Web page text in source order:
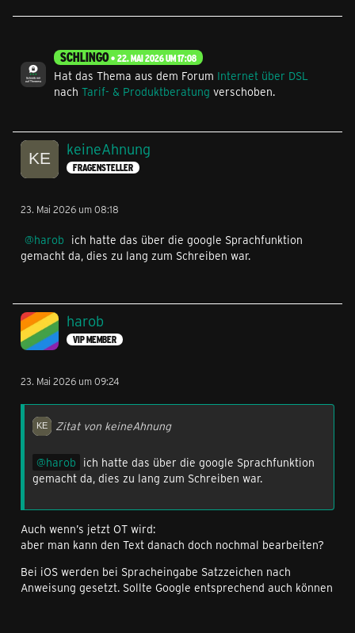
SCHLINGO 22. MAI 2026 UM 17:08
Hat das Thema aus dem Forum Internet über DSL
nach Tarif- & Produktberatung verschoben.
keineAhnung
FRAGENSTELLER
23. Mai 2026 um 08:18
harob ich hatte das über die google Sprachfunktion
gemacht da, dies zu lang zum Schreiben war.
harob
VIP MEMBER
23. Mai 2026 um 09:24
Zitat von keineAhnung
harob ich hatte das über die google Sprachfunktion
gemacht da, dies zu lang zum Schreiben war.
Auch wenn’s jetzt OT wird:
aber man kann den Text danach doch nochmal bearbeiten?
Bei iOS werden bei Spracheingabe Satzzeichen nach
Anweisung gesetzt. Sollte Google entsprechend auch können